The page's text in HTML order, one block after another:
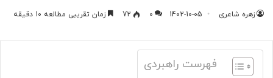
زهره شاعری 1402-10-05
0
72 زمان تقریبی مطالعه 10 دقیقه
فهرست راهبردی